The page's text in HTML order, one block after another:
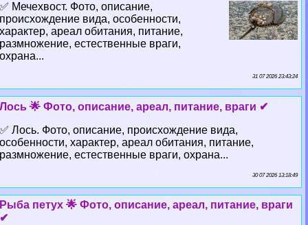
✅ Мечехвост. Фото, описание,
происхождение вида, особенности,
хаpaктер, ареал обитания, питание,
размножение, естественные враги,
охрана...
31 07 2026 23:43:24
Лось 🌟 Фото, описание, ареал, питание, враги ✔
✅ Лось. Фото, описание, происхождение вида,
особенности, хаpaктер, ареал обитания, питание,
размножение, естественные враги, охрана...
30 07 2026 13:18:49
Рыба пeтyx 🌟 Фото, описание, ареал, питание, враги
✔